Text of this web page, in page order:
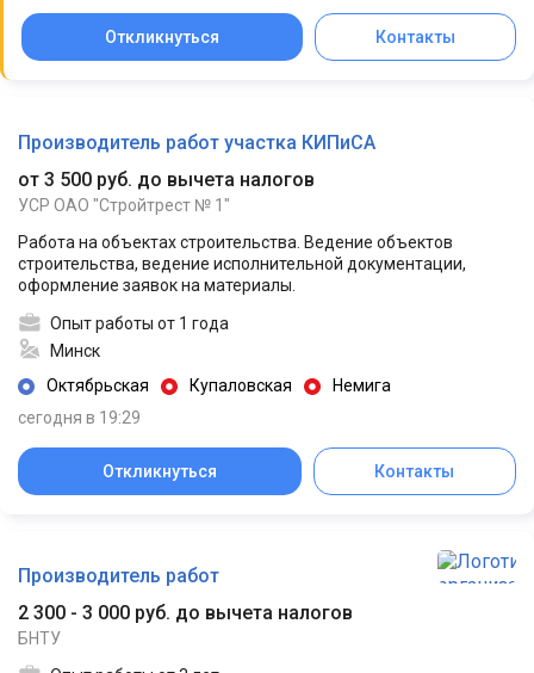
Откликнуться Контакты
Производитель работ участка КИПиСА
от 3 500 руб. до вычета налогов
УСР ОАО "Стройтрест № 1"
Работа на объектах строительства. Ведение объектов
строительства, ведение исполнительной документации,
оформление заявок на материалы.
Опыт работы от 1 года
Минск
Октябрьская
Купаловская
Немига
сегодня в 19:29
Откликнуться Контакты
Производитель работ
2 300 - 3 000 руб. до вычета налогов
БНТУ